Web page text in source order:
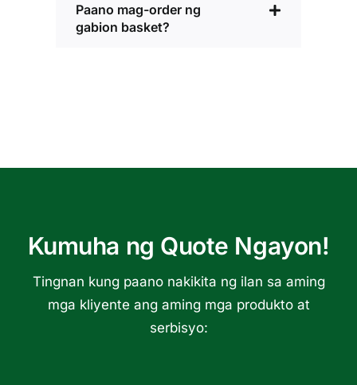
Paano mag-order ng
gabion basket?
Kumuha ng Quote Ngayon!
Tingnan kung paano nakikita ng ilan sa aming
mga kliyente ang aming mga produkto at
serbisyo: